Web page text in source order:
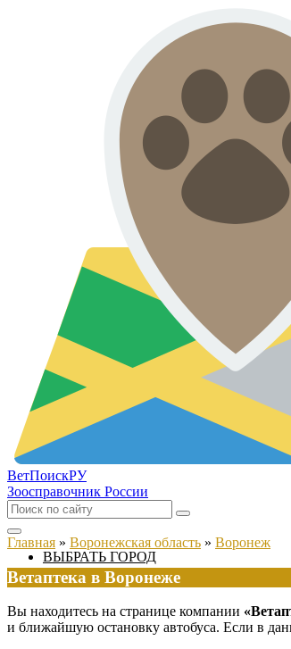
ВетПоискРУ
Зоосправочник России
ВЫБРАТЬ ГОРОД
Главная » Воронежская область » Воронеж
Ветаптека в Воронеже
Вы находитесь на странице компании
и ближайшую остановку автобуса. Если в